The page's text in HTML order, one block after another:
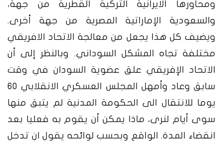
ومحاورها الايرانية التركية القطرية من جهة،
والسعودية الإماراتية المصرية من جهة أخرى.
ويضيف كل هذا يجعل من معالجة الاتحاد الافريقي
مختلفة تجاه المشكل السوداني. وبالنظر إلى أن
الاتحاد الإفريقي علق عضوية السودان في وقت
سابق وعاد وأمهل المجلس العسكري الانقلابي 60
يوما للانتقال الى الحكومة المدنية لم يتبق منها
سوى أيام لنرى، ماذا يمكن أن يقوم به فعليا بعد
انقضاء المدة. الواقع وبحسب لوائحه يقول ان تدخل